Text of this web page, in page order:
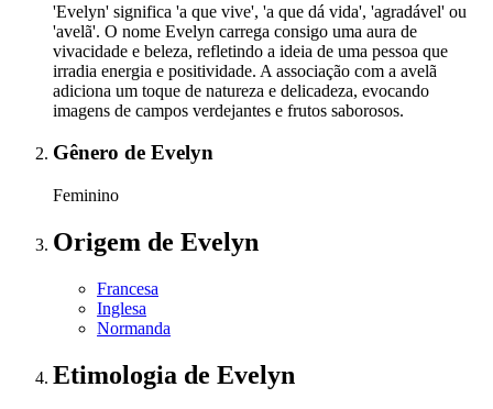
'Evelyn' significa 'a que vive', 'a que dá vida', 'agradável' ou
'avelã'. O nome Evelyn carrega consigo uma aura de
vivacidade e beleza, refletindo a ideia de uma pessoa que
irradia energia e positividade. A associação com a avelã
adiciona um toque de natureza e delicadeza, evocando
imagens de campos verdejantes e frutos saborosos.
Gênero de Evelyn
Feminino
Origem de Evelyn
Francesa
Inglesa
Normanda
Etimologia de Evelyn